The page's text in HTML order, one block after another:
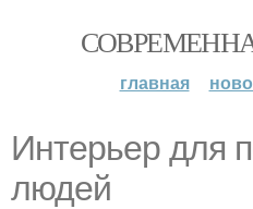
главная
Интерьер для
людей